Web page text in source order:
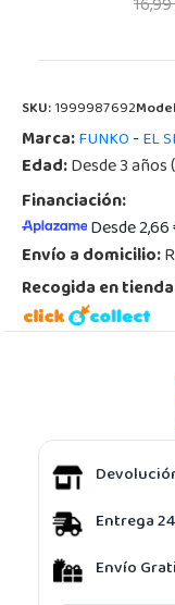
SKU:1999987692
Marca:FUNKO-EL
Edad:Desde 3
Financiación:
Desde
Envío a domicilio:
Recogida en
Entrega
Envío